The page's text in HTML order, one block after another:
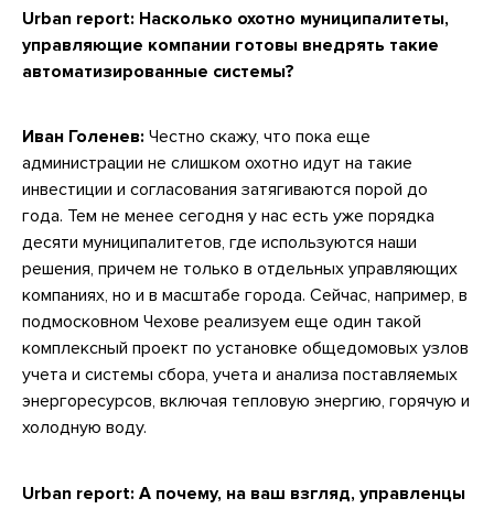
Urban report: Насколько охотно муниципалитеты,
управляющие компании готовы внедрять такие
автоматизированные системы?
Иван Голенев: Честно скажу, что пока еще
администрации не слишком охотно идут на такие
инвестиции и согласования затягиваются порой до
года. Тем не менее сегодня у нас есть уже порядка
десяти муниципалитетов, где используются наши
решения, причем не только в отдельных управляющих
компаниях, но и в масштабе города. Сейчас, например, в
подмосковном Чехове реализуем еще один такой
комплексный проект по установке общедомовых узлов
учета и системы сбора, учета и анализа поставляемых
энергоресурсов, включая тепловую энергию, горячую и
холодную воду.
Urban report: А почему, на ваш взгляд, управленцы